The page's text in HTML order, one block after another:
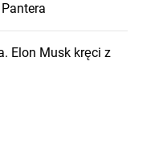
Elon Musk kręci z